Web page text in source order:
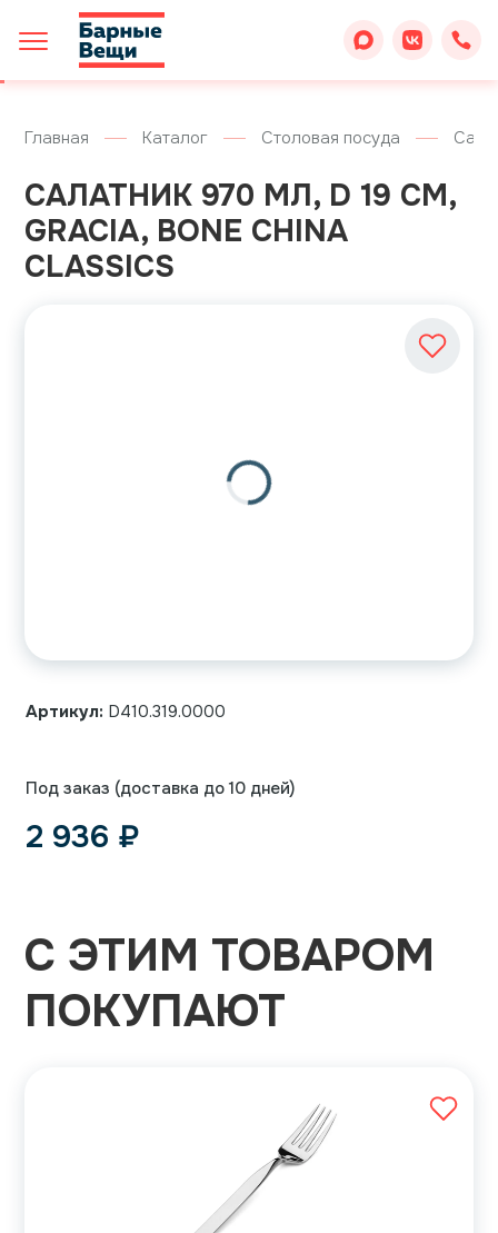
Главная Каталог Столовая посуда
САЛАТНИК 970 МЛ, D 19 СМ,
GRACIA, BONE CHINA
CLASSICS
Артикул: D410.319.0000
Под заказ (доставка до 10 дней)
2 936 ₽
С ЭТИМ ТОВАРОМ
ПОКУПАЮТ